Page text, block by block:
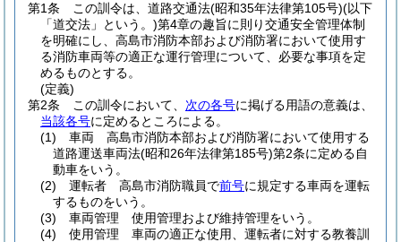
第1条
この訓令は、道路交通法(昭和35年法律第105号)(以下
「道交法」という。)第4章の趣旨に則り交通安全管理体制
を明確にし、高島市消防本部および消防署において使用す
る消防車両等の適正な運行管理について、必要な事項を定
めるものとする。
(定義)
第2条
この訓令において、 次の各号に掲げる用語の意義は、
当該各号に定めるところによる。
(1)
車両 高島市消防本部および消防署において使用する
道路運送車両法(昭和26年法律第185号)第2条に定める自
動車をいう。
(2)
運転者 高島市消防職員で前号に規定する車両を運転
するものをいう。
(3)
車両管理 使用管理および維持管理をいう。
(4)
使用管理 車両の適正な使用、運転者に対する教養訓